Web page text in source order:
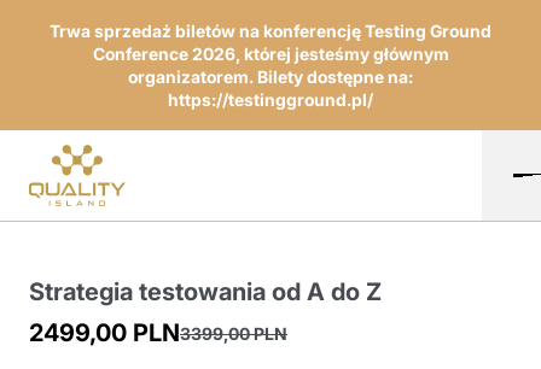
Trwa sprzedaż biletów na konferencję Testing Ground
Conference 2026, której jesteśmy głównym
organizatorem. Bilety dostępne na:
https://testingground.pl/
Strategia testowania od A do Z
3399,00PLN
2499,00 PLN